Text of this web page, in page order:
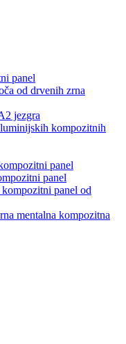
panel
od drvenih zrna
jezgra
kompozitnih
panel
panel
panel od
mentalna kompozitna